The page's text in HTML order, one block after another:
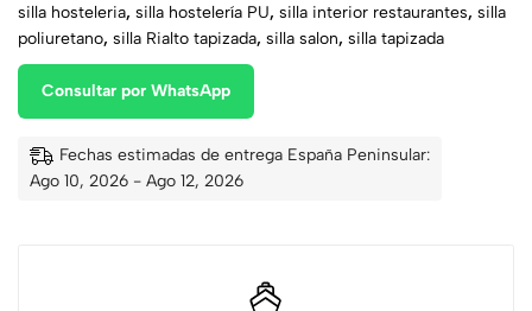
silla hosteleria, silla hostelería PU, silla interior restaurantes, silla
poliuretano, silla Rialto tapizada, silla salon, silla tapizada
Consultar por WhatsApp
Fechas estimadas de entrega España Peninsular:
Ago 10, 2026 - Ago 12, 2026